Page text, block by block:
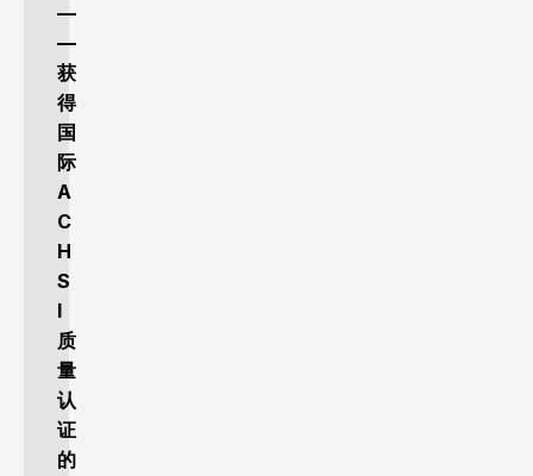
—
—
获
得
国
际
A
C
H
S
I
质
量
认
证
的